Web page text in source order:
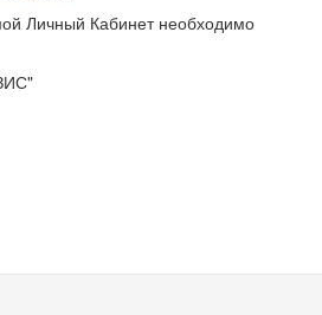
Личный Кабинет необходимо